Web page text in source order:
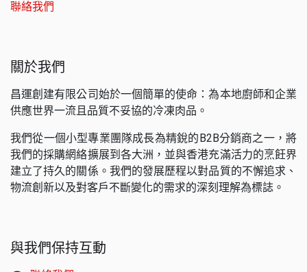
聯絡我們
關於我們
昌運創建有限公司始於一個簡單的使命：為本地廚師和企業
供應世界一流且品質不妥協的冷凍肉品。
我們從一個小型專業團隊成長為精銳的B2B分銷商之一，將
我們的採購網絡擴展到各大洲，並與香港充滿活力的烹飪界
建立了持久的關係。我們的發展歷程以對品質的不懈追求、
物流創新以及對客戶不斷變化的需求的深刻理解為標誌。
與我們保持互動